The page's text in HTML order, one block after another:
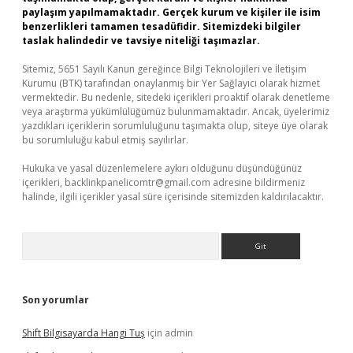
paylaşım yapılmamaktadır. Gerçek kurum ve kişiler ile isim
benzerlikleri tamamen tesadüfidir. Sitemizdeki bilgiler
taslak halindedir ve tavsiye niteliği taşımazlar.
Sitemiz, 5651 Sayılı Kanun gereğince Bilgi Teknolojileri ve İletişim
Kurumu (BTK) tarafından onaylanmış bir Yer Sağlayıcı olarak hizmet
vermektedir. Bu nedenle, sitedeki içerikleri proaktif olarak denetleme
veya araştırma yükümlülüğümüz bulunmamaktadır. Ancak, üyelerimiz
yazdıkları içeriklerin sorumluluğunu taşımakta olup, siteye üye olarak
bu sorumluluğu kabul etmiş sayılırlar.
Hukuka ve yasal düzenlemelere aykırı olduğunu düşündüğünüz
içerikleri, backlinkpanelicomtr@gmail.com adresine bildirmeniz
halinde, ilgili içerikler yasal süre içerisinde sitemizden kaldırılacaktır.
Son yorumlar
Shift Bilgisayarda Hangi Tuş için admin